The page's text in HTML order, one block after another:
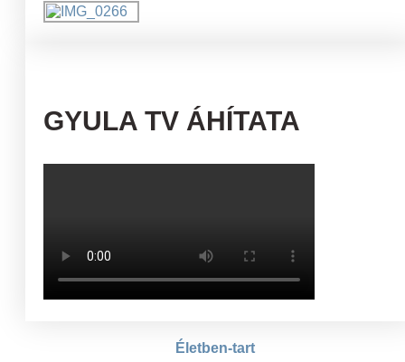
GYULA TV ÁHÍTATA
Életben-tart